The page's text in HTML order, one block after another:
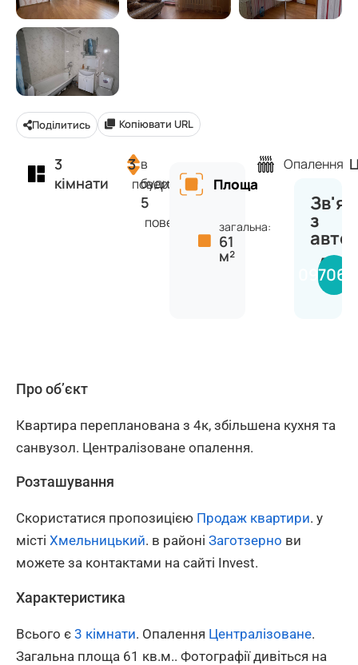
Поділитись Копіювати URL
3
кімнати
3
поверх
в
будинку
5
поверхів
Площа
загальна:
61
м²
Опалення
з
Про об’єкт
Квартира перепланована з 4к, збільшена кухня та
санвузол. Централізоване опалення.
Розташування
Скористатися пропозицією Продаж квартири. у
місті Хмельницький. в районі Заготзерно ви
можете за контактами на сайті Invest.
Характеристика
Всього є 3 кімнати. Опалення Централізоване.
Загальна площа 61 кв.м.. Фотографії дивіться на